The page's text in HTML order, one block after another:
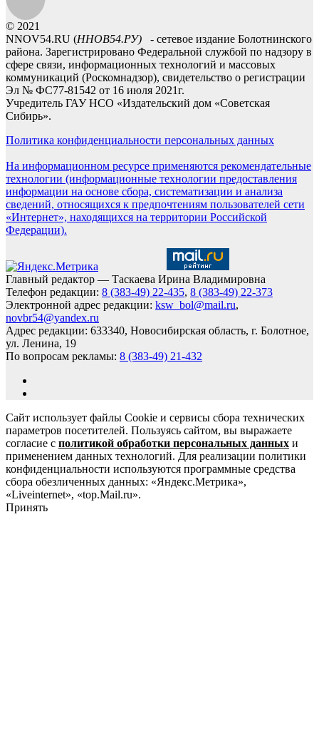
© 2021
NNOV54.RU (ННОВ54.РУ) - сетевое издание Болотнинского
района. Зарегистрировано Федеральной службой по надзору в
сфере связи, информационных технологий и массовых
коммуникаций (Роскомнадзор), свидетельство о регистрации
Эл № ФС77-81542 от 16 июля 2021г.
Учредитель ГАУ НСО «Издательский дом «Советская
Сибирь».
Политика конфиденциальности персональных данных
На информационном ресурсе применяются рекомендательные
технологии (информационные технологии предоставления
информации на основе сбора, систематизации и анализа
сведений, относящихся к предпочтениям пользователей сети
«Интернет», находящихся на территории Российской
Федерации).
Главный редактор — Таскаева Ирина Владимировна
Телефон редакции: 8 (383-49) 22-435, 8 (383-49) 22-373
Электронной адрес редакции: ksw_bol@mail.ru,
novbr54@yandex.ru
Адрес редакции: 633340, Новосибирская область, г. Болотное,
ул. Ленина, 19
По вопросам рекламы: 8 (383-49) 21-432
Сайт использует файлы Cookie и сервисы сбора технических
параметров посетителей. Пользуясь сайтом, вы выражаете
согласие с политикой обработки персональных данных и
применением данных технологий. Для реализации политики
конфиденциальности используются программные средства
сбора обезличенных данных: «Яндекс.Метрика»,
«Liveinternet», «top.Mail.ru».
Принять